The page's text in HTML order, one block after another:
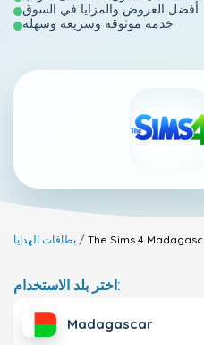
أفضل العروض والمزايا في السوق
خدمة موثوقة وسريعة وسهلة
بطاقات الهدايا The Sims 4
اختر بلد الاستخدام:
Madagascar